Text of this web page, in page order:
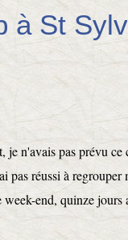
à St
je n'avais pas prévu ce
pas réussi à regrouper
end, quinze jours